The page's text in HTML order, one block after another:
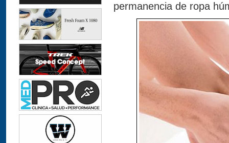
permanencia de ropa